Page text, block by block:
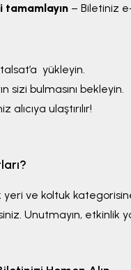
tamamlayın – Biletiniz
yükleyin.
sizi bulmasını bekleyin.
ulaştırılır!
ve koltuk
Unutmayın, etkinlik